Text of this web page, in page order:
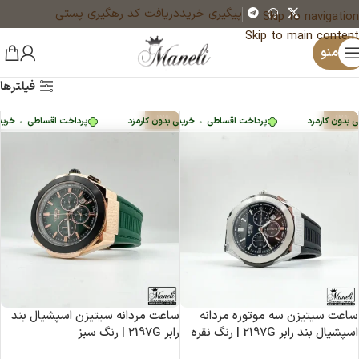
Skip to navigation
Skip to main content
پیگیری خریددریافت کد رهگیری پستی
منو
فیلترها
-12% پرداخت اقساطی • خرید قسطی با ترب‌پی بدون کارمزد کارمزد
ساعت سیتیزن سه موتوره مردانه
اسپشیال بند رابر 2197G | رنگ نقره
-12% پرداخت اقساطی • خرید پرداخت اقساطی • خرید قسطی با ترب‌پی بدون کارمزد
ساعت مردانه سیتیزن اسپشیال بند
رابر 2197G | رنگ سبز